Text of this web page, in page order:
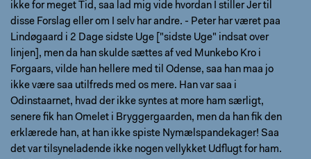
ikke for meget Tid, saa lad mig vide hvordan I stiller Jer til
disse Forslag eller om I selv har andre. - Peter har været paa
Lindøgaard i 2 Dage sidste Uge ["sidste Uge" indsat over
linjen], men da han skulde sættes af ved Munkebo Kro i
Forgaars, vilde han hellere med til Odense, saa han maa jo
ikke være saa utilfreds med os mere. Han var saa i
Odinstaarnet, hvad der ikke syntes at more ham særligt,
senere fik han Omelet i Bryggergaarden, men da han fik den
erklærede han, at han ikke spiste Nymælspandekager! Saa
det var tilsyneladende ikke nogen vellykket Udflugt for ham.